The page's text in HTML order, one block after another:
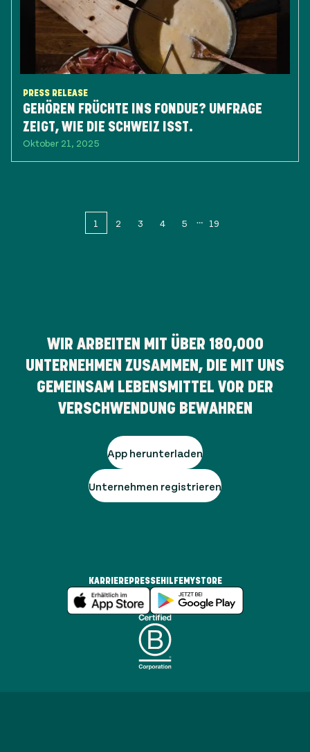
PRESS RELEASE
GEHÖREN FRÜCHTE INS FONDUE? UMFRAGE
ZEIGT, WIE DIE SCHWEIZ ISST.
Oktober 21, 2025
1 2 3 4 5 19
WIR ARBEITEN MIT ÜBER 180,000
UNTERNEHMEN ZUSAMMEN, DIE MIT UNS
GEMEINSAM LEBENSMITTEL VOR DER
VERSCHWENDUNG BEWAHREN
App herunterladen
Unternehmen registrieren
KARRIEREPRESSEHILFEMYSTORE